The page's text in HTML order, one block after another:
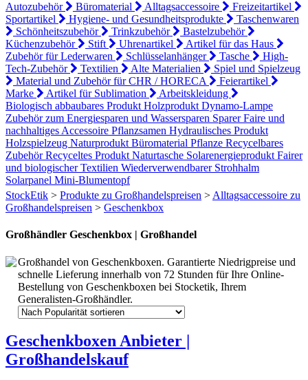
Autozubehör Büromaterial Alltagsaccessoire
Freizeitartikel
Sportartikel
Hygiene- und Gesundheitsprodukte
Taschenwaren
Schönheitszubehör
Trinkzubehör
Bastelzubehör
Küchenzubehör
Stift Uhrenartikel
Artikel für das Haus
Zubehör für Lederwaren
Schlüsselanhänger Tasche
High-
Tech-Zubehör
Textilien Alte Materialien
Spiel und Spielzeug
Material und Zubehör für CHR / HORECA
Feierartikel
Marke
Artikel für Sublimation
Arbeitskleidung
Biologisch abbaubares Produkt Holzprodukt Dynamo-Lampe
Zubehör zum Energiesparen und Wassersparen SparerFaire und
nachhaltiges Accessoire Pflanzsamen Hydraulisches Produkt
Holzspielzeug Naturprodukt Büromaterial Pflanze Recycelbares
ZubehörRecyceltes Produkt Naturtasche Solarenergieprodukt Fairer
und biologischer Textilien Wiederverwendbarer Strohhalm
Solarpanel Mini-Blumentopf
StockEtik > Produkte zu Großhandelspreisen > Alltagsaccessoire zu
Großhandelspreisen > Geschenkbox
Großhändler Geschenkbox | Großhandel
Großhandel von Geschenkboxen. Garantierte Niedrigpreise und
schnelle Lieferung innerhalb von 72 Stunden für Ihre Online-
Bestellung von Geschenkboxen bei Stocketik, Ihrem
Generalisten-Großhändler.
Geschenkboxen Anbieter |
Großhandelskauf